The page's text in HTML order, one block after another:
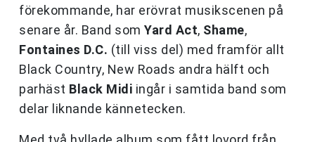
förekommande, har erövrat musikscenen på
senare år. Band som Yard Act, Shame,
Fontaines D.C. (till viss del) med framför allt
Black Country, New Roads andra hälft och
parhäst Black Midi ingår i samtida band som
delar liknande kännetecken.